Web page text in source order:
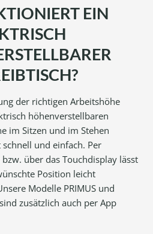
EIN
der richtigen Arbeitshöhe
höhenverstellbaren
im Sitzen und im Stehen
und einfach. Per
über das Touchdisplay lässt
Position leicht
Modelle PRIMUS und
sind zusätzlich auch per App